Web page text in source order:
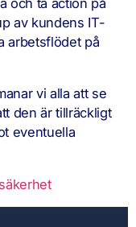
av kundens IT-
arbetsflödet på
vi alla att se
den är tillräckligt
eventuella